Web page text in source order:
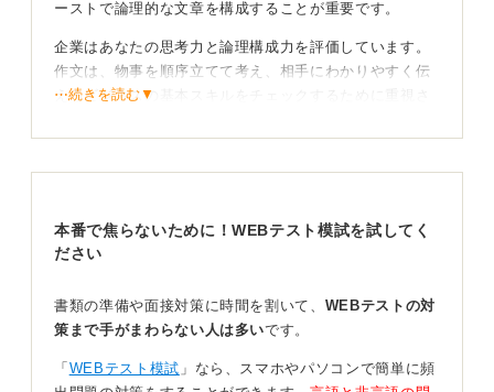
ーストで論理的な文章を構成することが重要です。
企業はあなたの思考力と論理構成力を評価しています。
作文は、物事を順序立てて考え、相手にわかりやすく伝
えるビジネスの基本スキルをチェックするために重視さ
す。
一つは自己PR系で、あなたが最も努力したことです。二
いてなどがあります。
型を決めて練習！ 文章にする経験を振り返っておこ
⋯続きを読む▼
本番で焦らないために！WEBテスト模試を試してく
ださい
書類の準備や面接対策に時間を割いて、 WEBテストの対
策まで手がまわらない人は多いです。
「 WEBテスト模試 」なら、スマホやパソコンで簡単に頻